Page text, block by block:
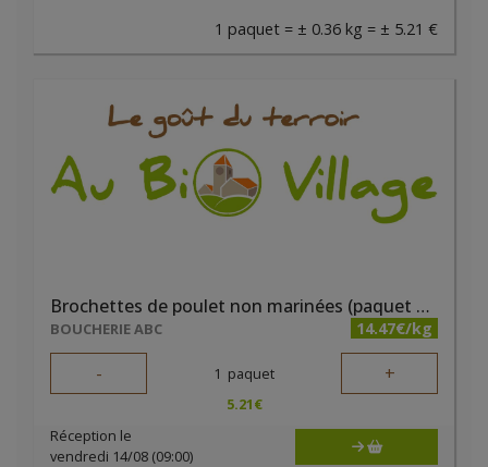
1 paquet = ± 0.36 kg = ± 5.21 €
Brochettes de poulet non marinées (paquet de 2 pièces) - Boucherie ABC
BOUCHERIE ABC 14.47€/kg
- 1 paquet +
5.21€
Réception le
vendredi 14/08 (09:00)